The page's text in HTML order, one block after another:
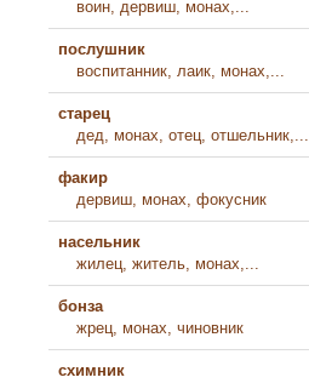
воин, дервиш, монах,...
послушник
воспитанник, лаик, монах,...
старец
дед, монах, отец, отшельник,...
факир
дервиш, монах, фокусник
насельник
жилец, житель, монах,...
бонза
жрец, монах, чиновник
схимник